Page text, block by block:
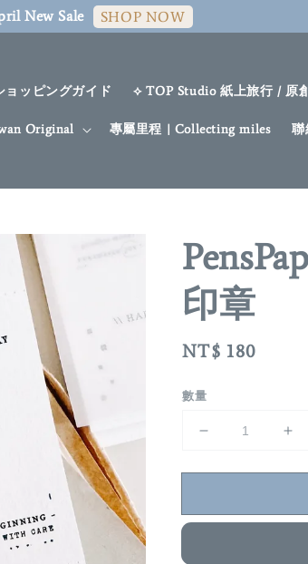
New Sale SHOP NOW
ョッピングガイド ⟡ TOP Studio 紙上旅行 / 原
Original 專屬里程 | Collecting miles 聯
印章
Regular
NT$ 180
數量